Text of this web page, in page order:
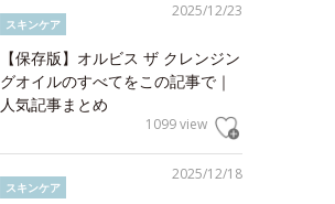
2025/12/23
スキンケア
【保存版】オルビス ザ クレンジン
グオイルのすべてをこの記事で｜
人気記事まとめ
1099 view
2025/12/18
スキンケア